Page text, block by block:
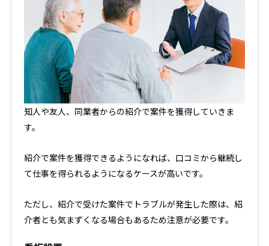
知人や友人、同業者からの紹介で案件を獲得していきま
す。
紹介で案件を獲得できるようになれば、口コミから継続し
て仕事を得られるようになるケースが高いです。
ただし、紹介で受けた案件でトラブルが発生した際は、紹
介者とも気まずくなる場合もあるため注意が必要です。